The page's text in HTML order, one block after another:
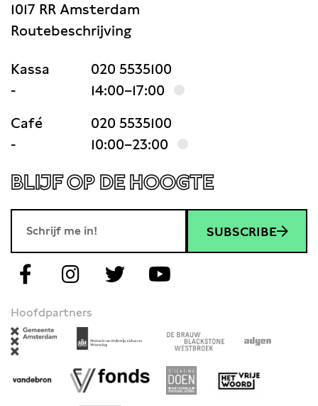
1017 RR Amsterdam
Routebeschrijving
Kassa
020 5535100
-
14:00–17:00
Café
020 5535100
-
10:00–23:00
BLIJF OP DE HOOGTE
SUBSCRIBE
Hoofdpartners